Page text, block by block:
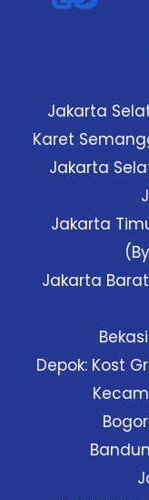
Jakarta
Karet
Jakarta
Jakarta
Jakarta
Depok: Kost